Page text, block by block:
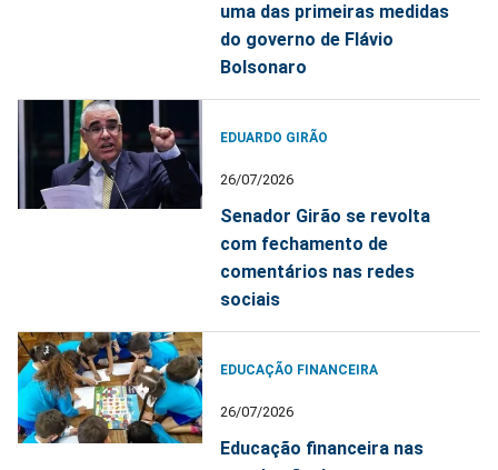
uma das primeiras medidas
do governo de Flávio
Bolsonaro
EDUARDO GIRÃO
26/07/2026
Senador Girão se revolta
com fechamento de
comentários nas redes
sociais
EDUCAÇÃO FINANCEIRA
26/07/2026
Educação financeira nas